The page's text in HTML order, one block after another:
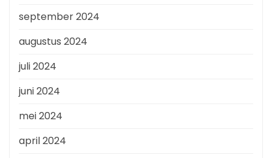
september 2024
augustus 2024
juli 2024
juni 2024
mei 2024
april 2024